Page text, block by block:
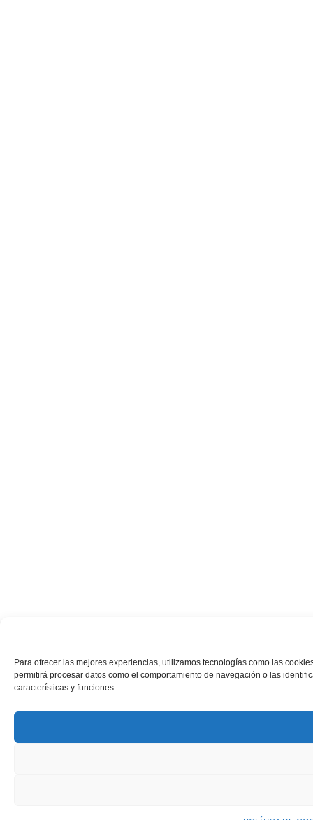
Para ofrecer las mejores experiencias, utilizamos tecnologías como las
permitirá procesar datos como el comportamiento de navegación o las
características y funciones.